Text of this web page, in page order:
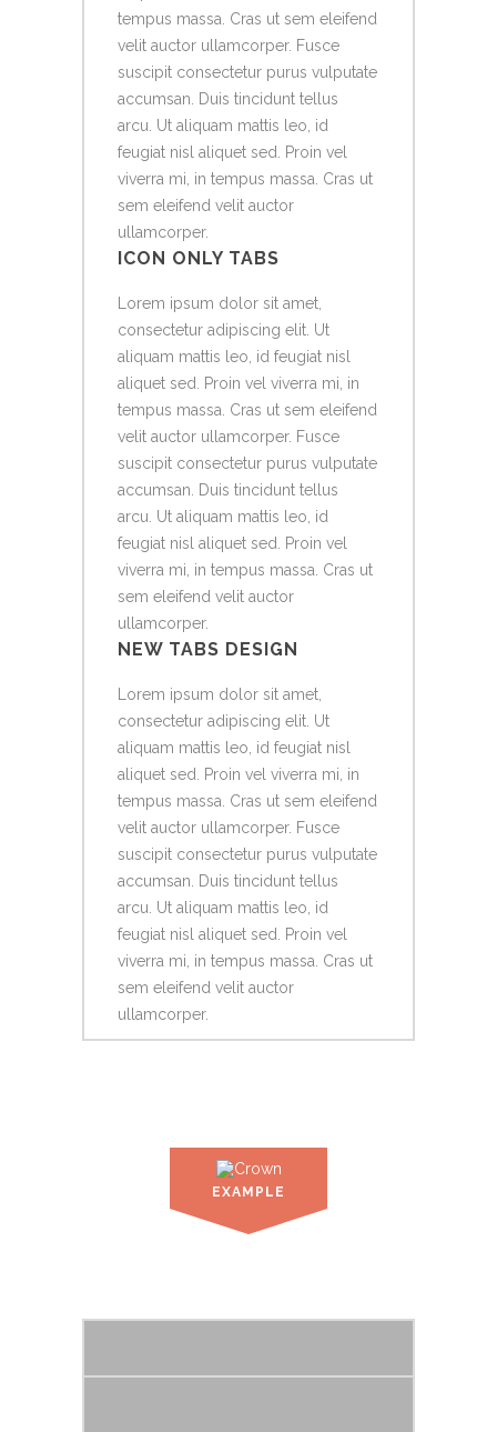
tempus massa. Cras ut sem eleifend
velit auctor ullamcorper. Fusce
suscipit consectetur purus vulputate
accumsan. Duis tincidunt tellus
arcu. Ut aliquam mattis leo, id
feugiat nisl aliquet sed. Proin vel
viverra mi, in tempus massa. Cras ut
sem eleifend velit auctor
ullamcorper.
ICON ONLY TABS
Lorem ipsum dolor sit amet,
consectetur adipiscing elit. Ut
aliquam mattis leo, id feugiat nisl
aliquet sed. Proin vel viverra mi, in
tempus massa. Cras ut sem eleifend
velit auctor ullamcorper. Fusce
suscipit consectetur purus vulputate
accumsan. Duis tincidunt tellus
arcu. Ut aliquam mattis leo, id
feugiat nisl aliquet sed. Proin vel
viverra mi, in tempus massa. Cras ut
sem eleifend velit auctor
ullamcorper.
NEW TABS DESIGN
Lorem ipsum dolor sit amet,
consectetur adipiscing elit. Ut
aliquam mattis leo, id feugiat nisl
aliquet sed. Proin vel viverra mi, in
tempus massa. Cras ut sem eleifend
velit auctor ullamcorper. Fusce
suscipit consectetur purus vulputate
accumsan. Duis tincidunt tellus
arcu. Ut aliquam mattis leo, id
feugiat nisl aliquet sed. Proin vel
viverra mi, in tempus massa. Cras ut
sem eleifend velit auctor
ullamcorper.
EXAMPLE